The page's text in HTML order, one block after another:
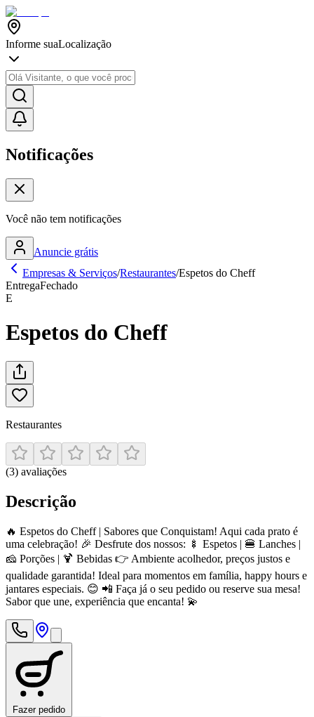
Informe suaLocalização
Notificações
Você não tem notificações
Anuncie grátis
Empresas & Serviços/Restaurantes/Espetos do Cheff
EntregaFechado
E
Espetos do Cheff
Restaurantes
(3) avaliações
Descrição
🔥 Espetos do Cheff | Sabores que Conquistam! Aqui cada prato é
uma celebração! 🎉 Desfrute dos nossos: 🍢 Espetos | 🍔 Lanches |
🧀 Porções | 🍹 Bebidas 👉 Ambiente acolhedor, preços justos e
qualidade garantida! Ideal para momentos em família, happy hours e
jantares especiais. 😊 📲 Faça já o seu pedido ou reserve sua mesa!
Sabor que une, experiência que encanta! 💫
Fazer pedido